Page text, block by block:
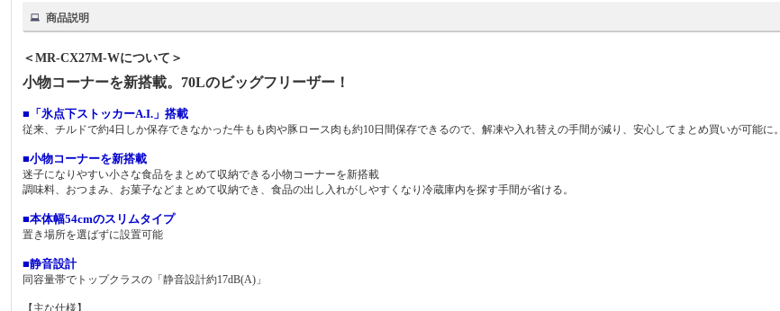
商品説明
＜MR-CX27M-Wについて＞
小物コーナーを新搭載。70Lのビッグフリーザー！
■「氷点下ストッカーA.I.」搭載
従来、チルドで約4日しか保存できなかった牛もも肉や豚ロース肉も約10日間保存できるので、解凍や入れ替えの手間が減り、安心してまとめ買いが可能に。
■小物コーナーを新搭載
迷子になりやすい小さな食品をまとめて収納できる小物コーナーを新搭載
調味料、おつまみ、お菓子などまとめて収納でき、食品の出し入れがしやすくなり冷蔵庫内を探す手間が省ける。
■本体幅54cmのスリムタイプ
置き場所を選ばずに設置可能
■静音設計
同容量帯でトップクラスの「静音設計約17dB(A)」
【主な仕様】